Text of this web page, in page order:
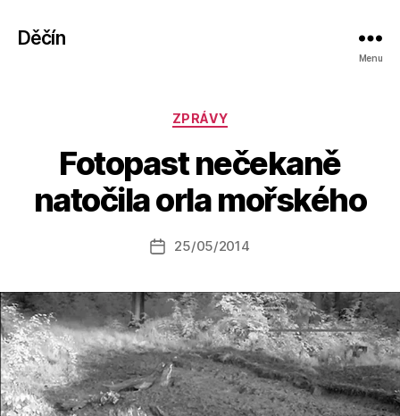
Děčín
Menu
Rubriky
ZPRÁVY
Fotopast nečekaně
natočila orla mořského
Autor
příspěvku
A
u
a
s
o
Datum
25/05/2014